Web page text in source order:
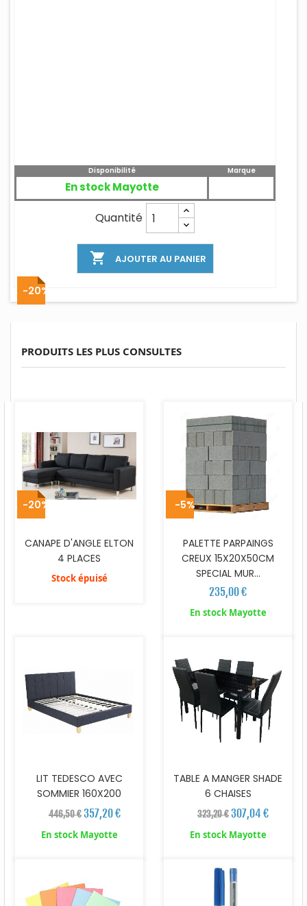
Disponibilité
En stock Mayotte
Marque
Quantité
 AJOUTER AU PANIER
PRODUITS LES PLUS CONSULTES
-20%
CANAPE D'ANGLE ELTON
4 PLACES
Stock épuisé
PALETTE PARPAINGS
CREUX 15X20X50CM
SPECIAL MUR...
235,00 €
En stock Mayotte
-20%
LIT TEDESCO AVEC
SOMMIER 160X200
446,50 € 357,20 €
En stock Mayotte
-5%
TABLE A MANGER SHADE
6 CHAISES
323,20 €307,04 €
En stock Mayotte